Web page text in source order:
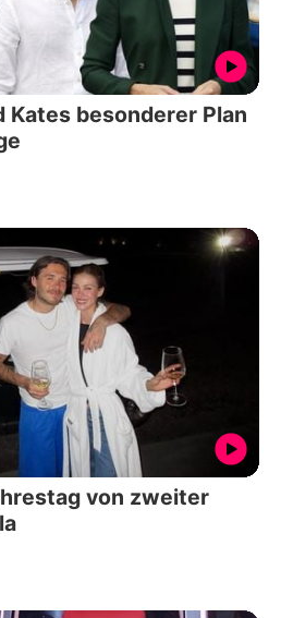
Kates besonderer Plan
von zweiter